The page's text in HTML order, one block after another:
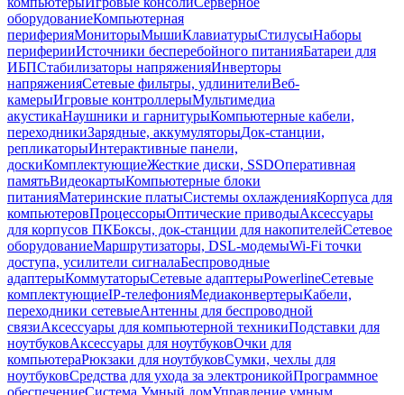
оборудованиеКомпьютерная
периферияМониторыМышиКлавиатурыСтилусыНаборы
периферииИсточники бесперебойного питанияБатареи для
ИБПСтабилизаторы напряженияИнверторы
напряженияСетевые фильтры, удлинителиВеб-
камерыИгровые контроллерыМультимедиа
акустикаНаушники и гарнитурыКомпьютерные кабели,
переходникиЗарядные, аккумуляторыДок-станции,
репликаторыИнтерактивные панели,
доскиКомплектующиеЖесткие диски, SSDОперативная
памятьВидеокартыКомпьютерные блоки
питанияМатеринские платыСистемы охлажденияКорпуса для
компьютеровПроцессорыОптические приводыАксессуары
для корпусов ПКБоксы, док-станции для накопителейСетевое
оборудованиеМаршрутизаторы, DSL-модемыWi-Fi точки
доступа, усилители сигналаБеспроводные
адаптерыКоммутаторыСетевые адаптерыPowerlineСетевые
комплектующиеIP-телефонияМедиаконвертерыКабели,
переходники сетевыеАнтенны для беспроводной
связиАксессуары для компьютерной техникиПодставки для
ноутбуковАксессуары для ноутбуковОчки для
компьютераРюкзаки для ноутбуковСумки, чехлы для
ноутбуковСредства для ухода за электроникойПрограммное
обеспечениеСистема Умный домУправление умным